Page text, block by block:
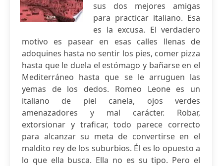
sus dos mejores amigas
para practicar italiano. Esa
es la excusa. El verdadero
motivo es pasear en esas calles llenas de
adoquines hasta no sentir los pies, comer pizza
hasta que le duela el estómago y bañarse en el
Mediterráneo hasta que se le arruguen las
yemas de los dedos. Romeo Leone es un
italiano de piel canela, ojos verdes
amenazadores y mal carácter. Robar,
extorsionar y traficar, todo parece correcto
para alcanzar su meta de convertirse en el
maldito rey de los suburbios. Él es lo opuesto a
lo que ella busca. Ella no es su tipo. Pero el